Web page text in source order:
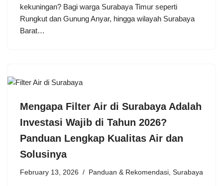
kekuningan? Bagi warga Surabaya Timur seperti
Rungkut dan Gunung Anyar, hingga wilayah Surabaya
Barat…
Mengapa Filter Air di Surabaya Adalah
Investasi Wajib di Tahun 2026?
Panduan Lengkap Kualitas Air dan
Solusinya
February 13, 2026 Panduan & Rekomendasi, Surabaya